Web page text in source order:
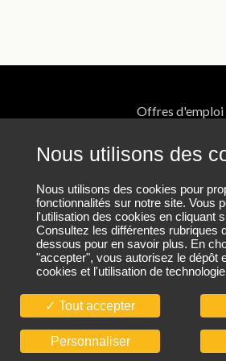
Nous utilisons des
Nous utilisons des cookies pour
fonctionnalités sur notre site. Vous
l'utilisation des cookies en cliquant
Consultez les différentes rubriques
dessous pour en savoir plus. En
"accepter", vous autorisez le dépôt
cookies et l'utilisation de
Tout accepter
Personnaliser
Offres d'emploi
Protection des données
Plan du site
Nous contacter
© CIBTP 2026. Tous